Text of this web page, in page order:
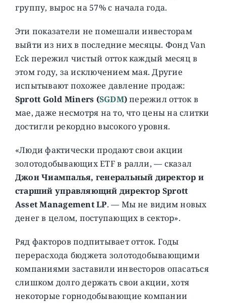
группу, вырос на 57% с начала года.
Эти показатели не помешали инвесторам
выйти из них в последние месяцы. Фонд Van
Eck пережил чистый отток каждый месяц в
этом году, за исключением мая. Другие
испытывают похожее давление продаж:
Sprott Gold Miners (SGDM)пережил отток в
мае, даже несмотря на то, что цены на слитки
достигли рекордно высокого уровня.
«Люди фактически продают свои акции
золотодобывающих ETF в ралли, — сказал
Джон Чиампалья, генеральный директор и
старший управляющий директор Sprott
Asset Management LP. — Мы не видим новых
денег в целом, поступающих в сектор».
Ряд факторов подпитывает отток. Годы
перерасхода бюджета золотодобывающими
компаниями заставили инвесторов опасаться
слишком долго держать свои акции, хотя
некоторые горнодобывающие компании